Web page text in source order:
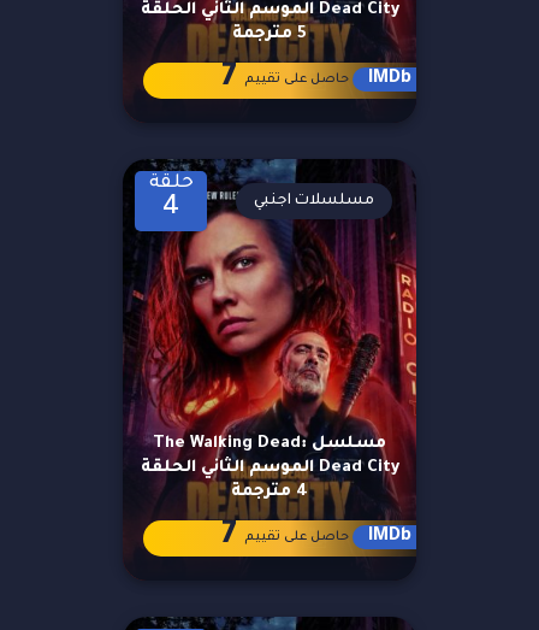
Dead City الموسم الثاني الحلقة
5 مترجمة
IMDb حاصل على تقييم 7
حلقة
4
مسلسل The Walking Dead:
Dead City الموسم الثاني الحلقة
4 مترجمة
مسلسلات اجنبي
IMDb حاصل على تقييم 7